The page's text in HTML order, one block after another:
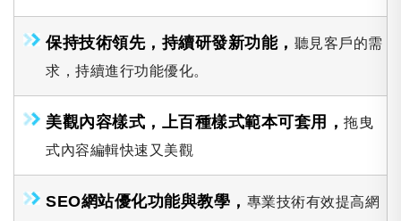
保持技術領先，持續研發新功能， 聽見客戶的需
求，持續進行功能優化。
美觀內容樣式，上百種樣式範本可套用， 拖曳
式內容編輯快速又美觀
SEO網站優化功能與教學， 專業技術有效提高網